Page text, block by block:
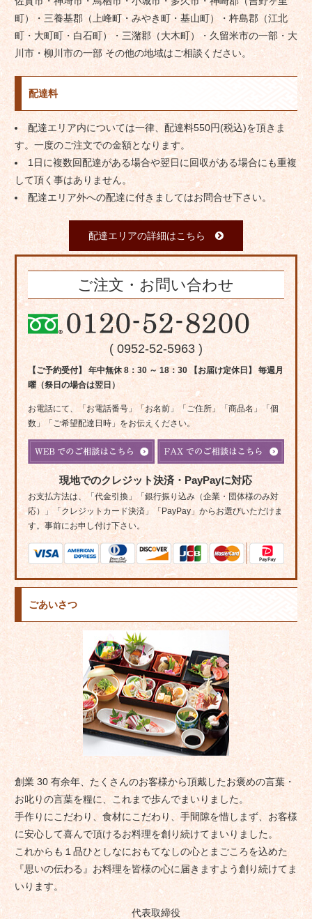
町）・三養基郡（上峰町・みやき町・基山町）・杵島郡（江北
町・大町町・白石町）・三潴郡（大木町）・久留米市の一部・大
川市・柳川市の一部 その他の地域はご相談ください。
配達料
配達エリア内については一律、配達料550円(税込)を頂きま
す。一度のご注文での金額となります。
1日に複数回配達がある場合や翌日に回収がある場合にも重複
して頂く事はありません。
配達エリア外への配達に付きましてはお問合せ下さい。
配達エリアの詳細はこちら
ご注文・お問い合わせ
( 0952-52-5963 )
【ご予約受付】 年中無休 8：30 ～ 18：30 【お届け定休日】 毎週月
曜（祭日の場合は翌日）
お電話にて、「お電話番号」「お名前」「ご住所」「商品名」「個
数」「ご希望配達日時」をお伝えください。
現地でのクレジット決済・PayPayに対応
お支払方法は、「代金引換」「銀行振り込み（企業・団体様のみ対
応）」「クレジットカード決済」「PayPay」からお選びいただけま
す。事前にお申し付け下さい。
ごあいさつ
創業 30 有余年、たくさんのお客様から頂戴したお褒めの言葉・
お叱りの言葉を糧に、これまで歩んでまいりました。
手作りにこだわり、食材にこだわり、手間隙を惜しまず、お客様
に安心して喜んで頂けるお料理を創り続けてまいりました。
これからも１品ひとしなにおもてなしの心とまごころを込めた
『思いの伝わる』お料理を皆様の心に届きますよう創り続けてま
いります。
代表取締役